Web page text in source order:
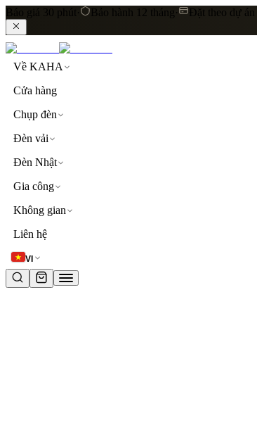
Báo giá 30 phút · Bảo hành 12 tháng · Đặt theo dự
Về KAHA
Cửa hàng
Chụp đèn
Đèn vải
Đèn Nhật
Gia công
Không gian
Liên hệ
VI
LIÊN KẾT NHANH
đèn thả trần